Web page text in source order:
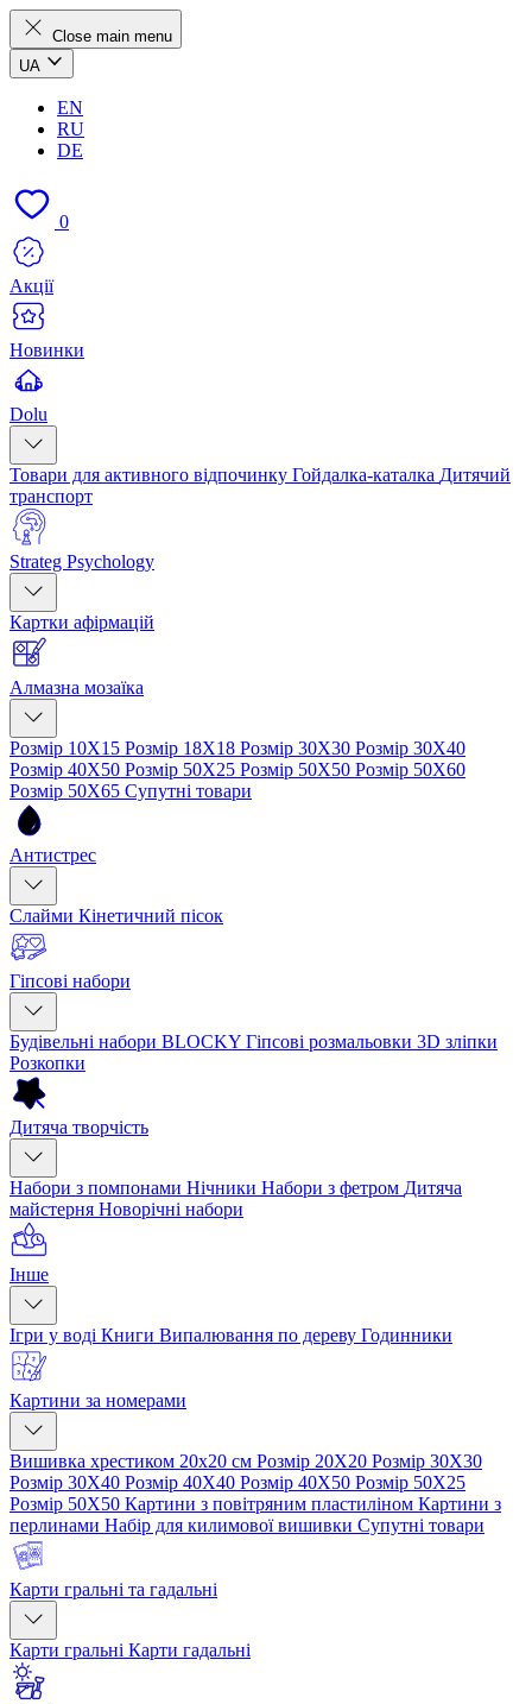
Close main menu
UA
EN
RU
DE
0
Акції
Новинки
Dolu
Товари для активного відпочинку Гойдалка-каталка Дитячий
транспорт
Strateg Psychology
Картки афірмацій
Алмазна мозаїка
Розмір 10Х15 Розмір 18Х18 Розмір 30Х30 Розмір 30Х40
Розмір 40Х50 Розмір 50Х25 Розмір 50Х50 Розмір 50Х60
Розмір 50Х65 Супутні товари
Антистрес
Слайми Кінетичний пісок
Гіпсові набори
Будівельні набори BLOCKY Гіпсові розмальовки 3D зліпки
Розкопки
Дитяча творчість
Набори з помпонами Нічники Набори з фетром Дитяча
майстерня Новорічні набори
Інше
Ігри у воді Книги Випалювання по дереву Годинники
Картини за номерами
Вишивка хрестиком 20х20 см Розмір 20Х20 Розмір 30Х30
Розмір 30Х40 Розмір 40Х40 Розмір 40Х50 Розмір 50Х25
Розмір 50Х50 Картини з повітряним пластиліном Картини з
перлинами Набір для килимової вишивки Супутні товари
Карти гральні та гадальні
Карти гральні Карти гадальні